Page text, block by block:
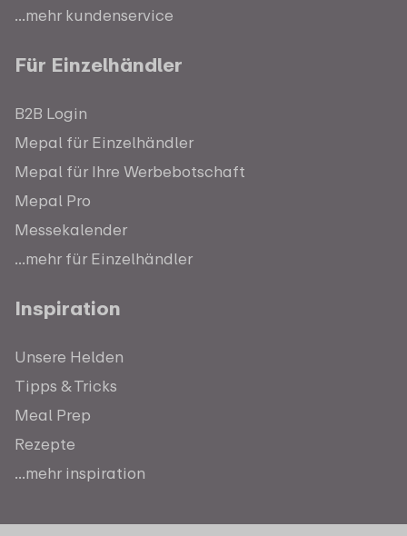
...mehr kundenservice
Für Einzelhändler
B2B Login
Mepal für Einzelhändler
Mepal für Ihre Werbebotschaft
Mepal Pro
Messekalender
...mehr für Einzelhändler
Inspiration
Unsere Helden
Tipps & Tricks
Meal Prep
Rezepte
...mehr inspiration